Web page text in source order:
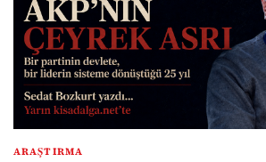
ARAŞTIRMA